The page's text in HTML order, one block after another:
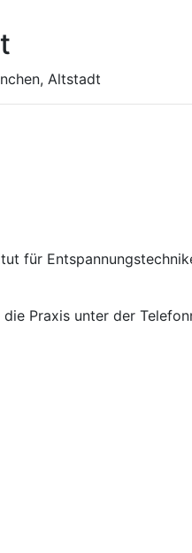
Altstadt
für
die Praxis unter der